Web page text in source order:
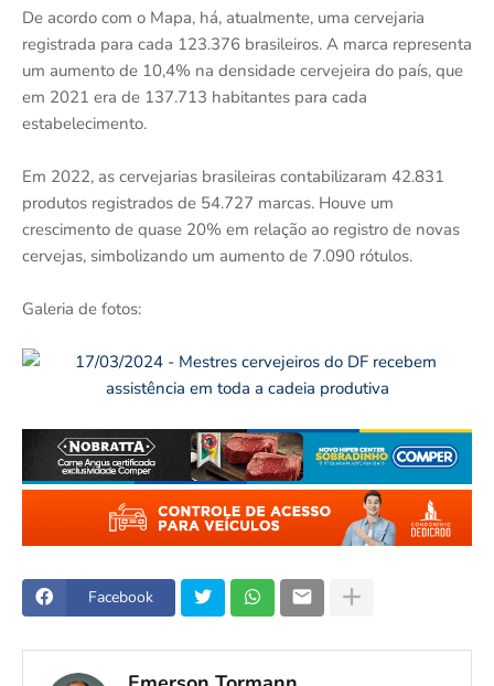
De acordo com o Mapa, há, atualmente, uma cervejaria
registrada para cada 123.376 brasileiros. A marca representa
um aumento de 10,4% na densidade cervejeira do país, que
em 2021 era de 137.713 habitantes para cada
estabelecimento.
Em 2022, as cervejarias brasileiras contabilizaram 42.831
produtos registrados de 54.727 marcas. Houve um
crescimento de quase 20% em relação ao registro de novas
cervejas, simbolizando um aumento de 7.090 rótulos.
Galeria de fotos:
Facebook